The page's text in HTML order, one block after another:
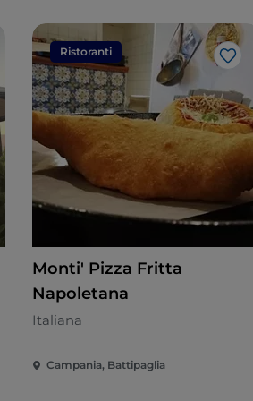
Ristoranti
Like
Monti' Pizza Fritta
Napoletana
Italiana
Campania, Battipaglia